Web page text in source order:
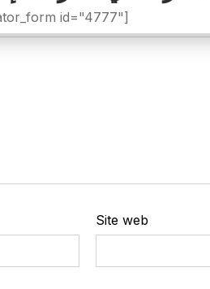
Site web
id="4777"]